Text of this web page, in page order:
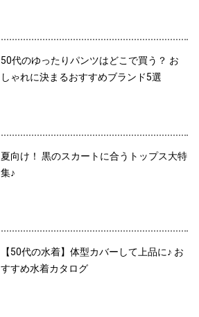
50代のゆったりパンツはどこで買う？ お
しゃれに決まるおすすめブランド5選
夏向け！ 黒のスカートに合うトップス大特
集♪
【50代の水着】体型カバーして上品に♪ お
すすめ水着カタログ